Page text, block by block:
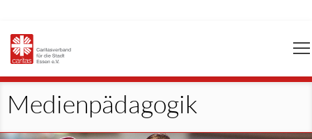
Medienpädagogik